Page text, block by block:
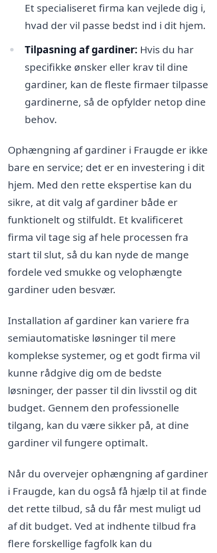
Et specialiseret firma kan vejlede dig i,
hvad der vil passe bedst ind i dit hjem.
Tilpasning af gardiner: Hvis du har
specifikke ønsker eller krav til dine
gardiner, kan de fleste firmaer tilpasse
gardinerne, så de opfylder netop dine
behov.
Ophængning af gardiner i Fraugde er ikke
bare en service; det er en investering i dit
hjem. Med den rette ekspertise kan du
sikre, at dit valg af gardiner både er
funktionelt og stilfuldt. Et kvalificeret
firma vil tage sig af hele processen fra
start til slut, så du kan nyde de mange
fordele ved smukke og velophængte
gardiner uden besvær.
Installation af gardiner kan variere fra
semiautomatiske løsninger til mere
komplekse systemer, og et godt firma vil
kunne rådgive dig om de bedste
løsninger, der passer til din livsstil og dit
budget. Gennem den professionelle
tilgang, kan du være sikker på, at dine
gardiner vil fungere optimalt.
Når du overvejer ophængning af gardiner
i Fraugde, kan du også få hjælp til at finde
det rette tilbud, så du får mest muligt ud
af dit budget. Ved at indhente tilbud fra
flere forskellige fagfolk kan du